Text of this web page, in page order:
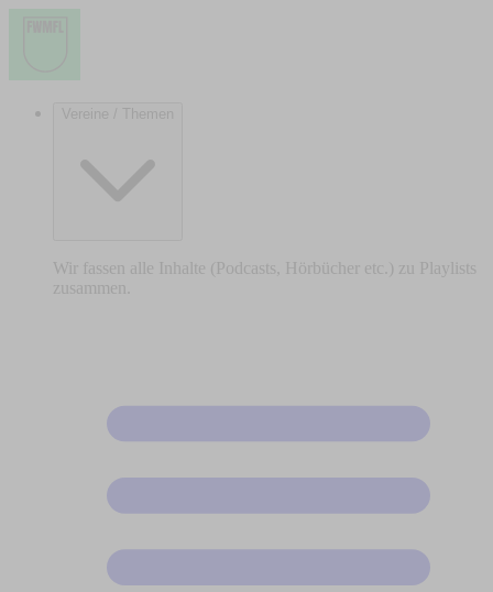
Vereine / Themen
Wir fassen alle Inhalte (Podcasts, Hörbücher etc.) zu Playlists
zusammen.